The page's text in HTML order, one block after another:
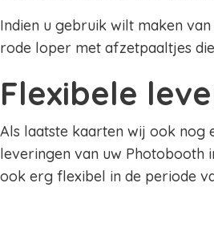
Indien u gebruik wilt maken
rode loper met afzetpaaltjes
Flexibele
Als laatste kaarten wij ook nog
leveringen van uw Photobooth
ook erg flexibel in de periode